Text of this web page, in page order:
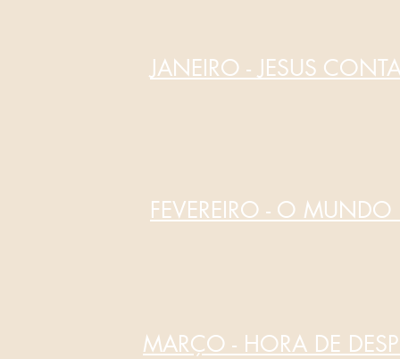
JANEIRO - JESUS
FEVEREIRO - O MUNDO
MARÇO - HORA DE